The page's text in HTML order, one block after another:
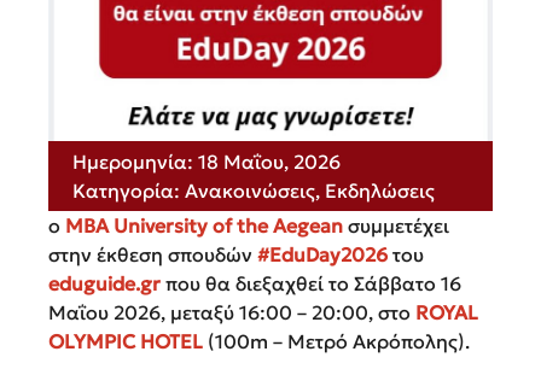
Ημερομηνία: 18 Μαΐου, 2026
Κατηγορία: Ανακοινώσεις, Εκδηλώσεις
ο MBA University of the Aegean συμμετέχει
στην έκθεση σπουδών #EduDay2026 του
eduguide.gr που θα διεξαχθεί το Σάββατο 16
Μαΐου 2026, μεταξύ 16:00 – 20:00, στο ROYAL
OLYMPIC HOTEL (100m – Μετρό Ακρόπολης).